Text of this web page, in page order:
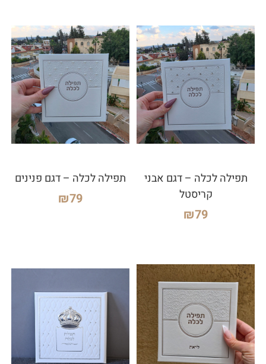
תפילה לכלה – דגם אבני
קריסטל
₪79
תפילה לכלה – דגם פנינים
₪79